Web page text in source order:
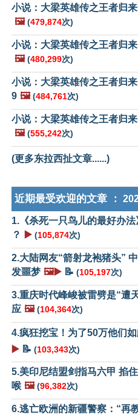
小说：大梁英雄传之王者归
🖼️ (479,874次)
小说：大梁英雄传之王者归
🖼️ (480,299次)
小说：大梁英雄传之王者归
9 🖼️ (484,761次)
小说：大梁英雄传之王者归
🖼️ (555,242次)
(更多东拉西扯文章......)
近期最受欢迎的文章 ：
1.《杀死一只鸟儿的最好办
？
▶️ (105,874次)
2.大陆网友“箭射龙袍猪头”
发噩梦 🖼️▶️ 📝 (105,197次)
3.重庆时代峰峻被雷劈是“遭
应 🖼️ (104,364次)
4.疯狂挖宝！为了50万他们
▶️ 📝 (103,343次)
5.美印尼结盟剑指马六甲 掐
喉 🖼️ (96,382次)
6.逃亡欧洲的新疆警察：“再